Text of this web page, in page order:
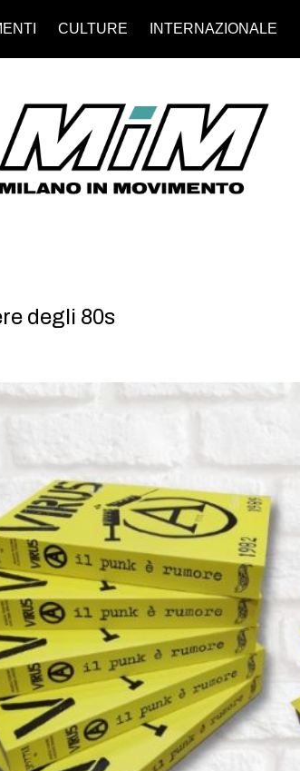
CULTURE INTERNAZIONALE
degli 80s